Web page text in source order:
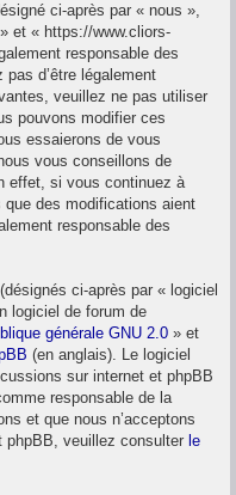
ci-après par « nous »,
et « https://www.cliors-
responsable des
d’être légalement
veuillez ne pas utiliser
pouvons modifier ces
essaierons de vous
vous conseillons de
effet, si vous continuez à
des modifications aient
responsable des
ci-après par « logiciel
logiciel de forum de
générale GNU 2.0 » et
(en anglais). Le logiciel
sur internet et phpBB
responsable de la
et que nous n’acceptons
phpBB, veuillez consulter le